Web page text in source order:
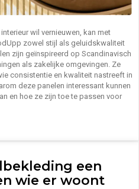
wil vernieuwen, kan met
zowel stijl als geluidskwaliteit
zijn geïnspireerd op Scandinavisch
als zakelijke omgevingen. Ze
consistentie en kwaliteit nastreeft in
deze panelen interessant kunnen
en hoe ze zijn toe te passen voor
een
wie er woont